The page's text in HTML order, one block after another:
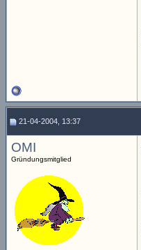
21-04-2004, 13:37
OMI
Gründungsmitglied